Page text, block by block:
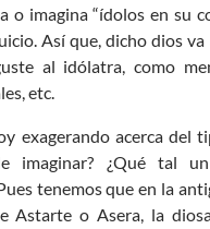
o imagina “ídolos en su
Así que, dicho dios
al idólatra, como
etc.
exagerando acerca del
imaginar? ¿Qué tal
tenemos que en la
Astarte o Asera, la